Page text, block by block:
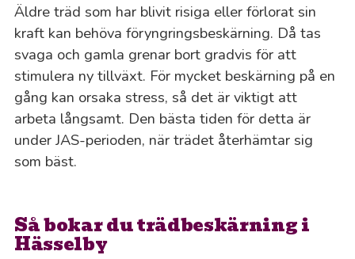
Äldre träd som har blivit risiga eller förlorat sin
kraft kan behöva föryngringsbeskärning. Då tas
svaga och gamla grenar bort gradvis för att
stimulera ny tillväxt. För mycket beskärning på en
gång kan orsaka stress, så det är viktigt att
arbeta långsamt. Den bästa tiden för detta är
under JAS-perioden, när trädet återhämtar sig
som bäst.
Så bokar du trädbeskärning i
Hässelby